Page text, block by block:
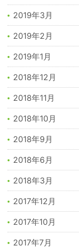
2019年3月
2019年2月
2019年1月
2018年12月
2018年11月
2018年10月
2018年9月
2018年6月
2018年3月
2017年12月
2017年10月
2017年7月